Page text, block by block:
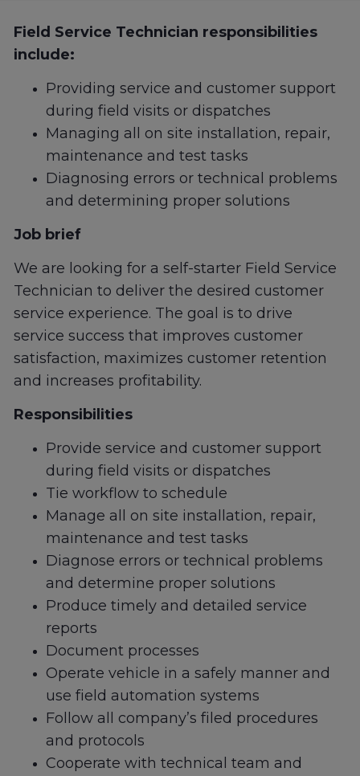
Field Service Technician responsibilities
include:
Providing service and customer support
during field visits or dispatches
Managing all on site installation, repair,
maintenance and test tasks
Diagnosing errors or technical problems
and determining proper solutions
Job brief
We are looking for a self-starter Field Service
Technician to deliver the desired customer
service experience. The goal is to drive
service success that improves customer
satisfaction, maximizes customer retention
and increases profitability.
Responsibilities
Provide service and customer support
during field visits or dispatches
Tie workflow to schedule
Manage all on site installation, repair,
maintenance and test tasks
Diagnose errors or technical problems
and determine proper solutions
Produce timely and detailed service
reports
Document processes
Operate vehicle in a safely manner and
use field automation systems
Follow all company’s filed procedures
and protocols
Cooperate with technical team and